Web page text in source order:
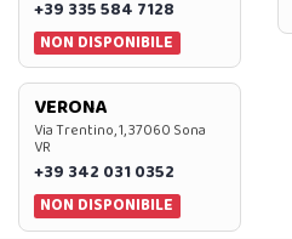
+39 335 584 7128
NON DISPONIBILE
VERONA
Via Trentino, 1, 37060 Sona
VR
+39 342 031 0352
NON DISPONIBILE